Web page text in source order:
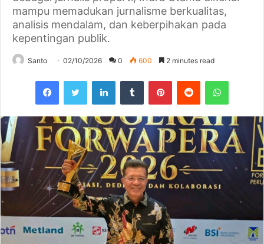
mampu memadukan jurnalisme berkualitas,
analisis mendalam, dan keberpihakan pada
kepentingan publik.
Santo 02/10/2026 0 600 2 minutes read
FacebookTwitter LinkedInTumblr PinterestReddit